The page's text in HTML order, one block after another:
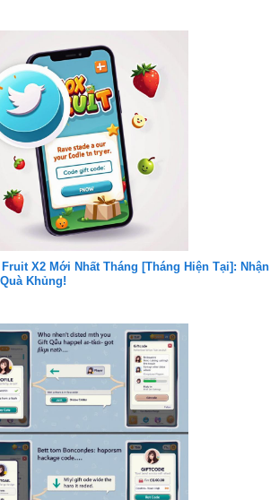
X2 Mới Nhất Tháng [Tháng Hiện Tại]: Nhận
Khủng!